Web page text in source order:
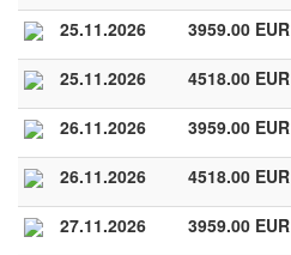
25.11.2026 3959.00 EUR
25.11.2026 4518.00 EUR
26.11.2026 3959.00 EUR
26.11.2026 4518.00 EUR
27.11.2026 3959.00 EUR